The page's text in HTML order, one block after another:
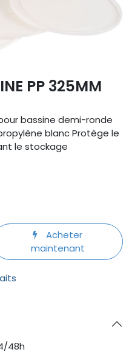
PP 325MM
bassine demi-ronde
blanc Protège le
le stockage
Acheter
maintenant
48h